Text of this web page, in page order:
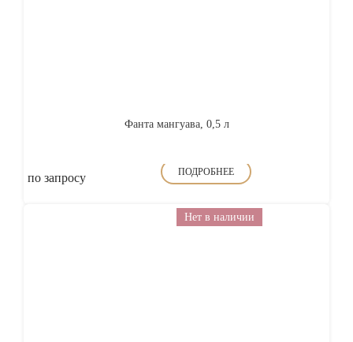
Фанта мангуава, 0,5 л
по запросу ПОДРОБНЕЕ
Нет в наличии